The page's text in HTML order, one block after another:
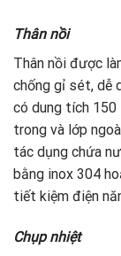
Thân nồi
Thân nồi được
chống gỉ sét, dễ
có dung tích 150
trong và lớp
tác dụng chứa
bằng inox 304
tiết kiệm điện
Chụp nhiệt